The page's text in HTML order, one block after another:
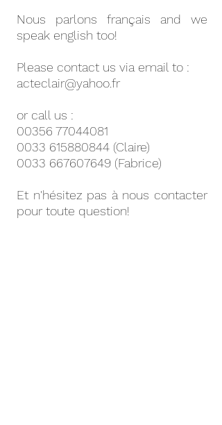
Nous parlons français and we
speak english too!
Please contact us via email to :
acteclair@yahoo.fr
or call us :
00356 77044081
0033 615880844 (Claire)
0033 667607649 (Fabrice)
Et n'hésitez pas à nous contacter
pour toute question!